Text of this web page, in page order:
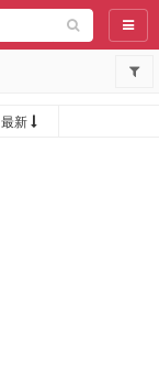
导航
最新